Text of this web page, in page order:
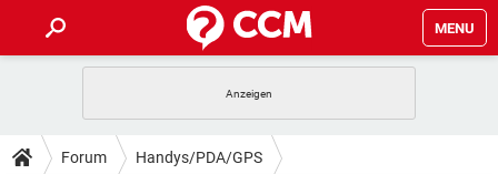
MENU
ANDROID IOS
TIPPS & TRICKS
Forum Handys/PDA/GPS